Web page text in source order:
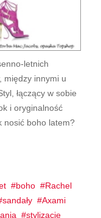
letnich
między innymi u
łączący w sobie
i oryginalność
nosić boho latem?
boho
Rachel
sandały
Axami
stylizacje